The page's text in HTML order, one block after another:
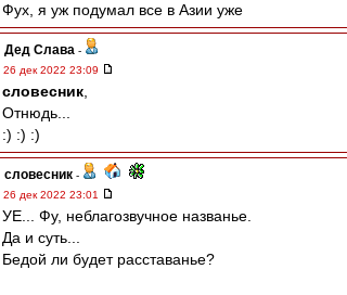
Фух, я уж подумал все в Азии уже
Дед Слава -
26 дек 2022 23:09
словесник
Отнюдь...
:) :) :)
словесник -
26 дек 2022 23:01
УЕ... Фу, неблагозвучное названье.
Да и суть...
Бедой ли будет расставанье?